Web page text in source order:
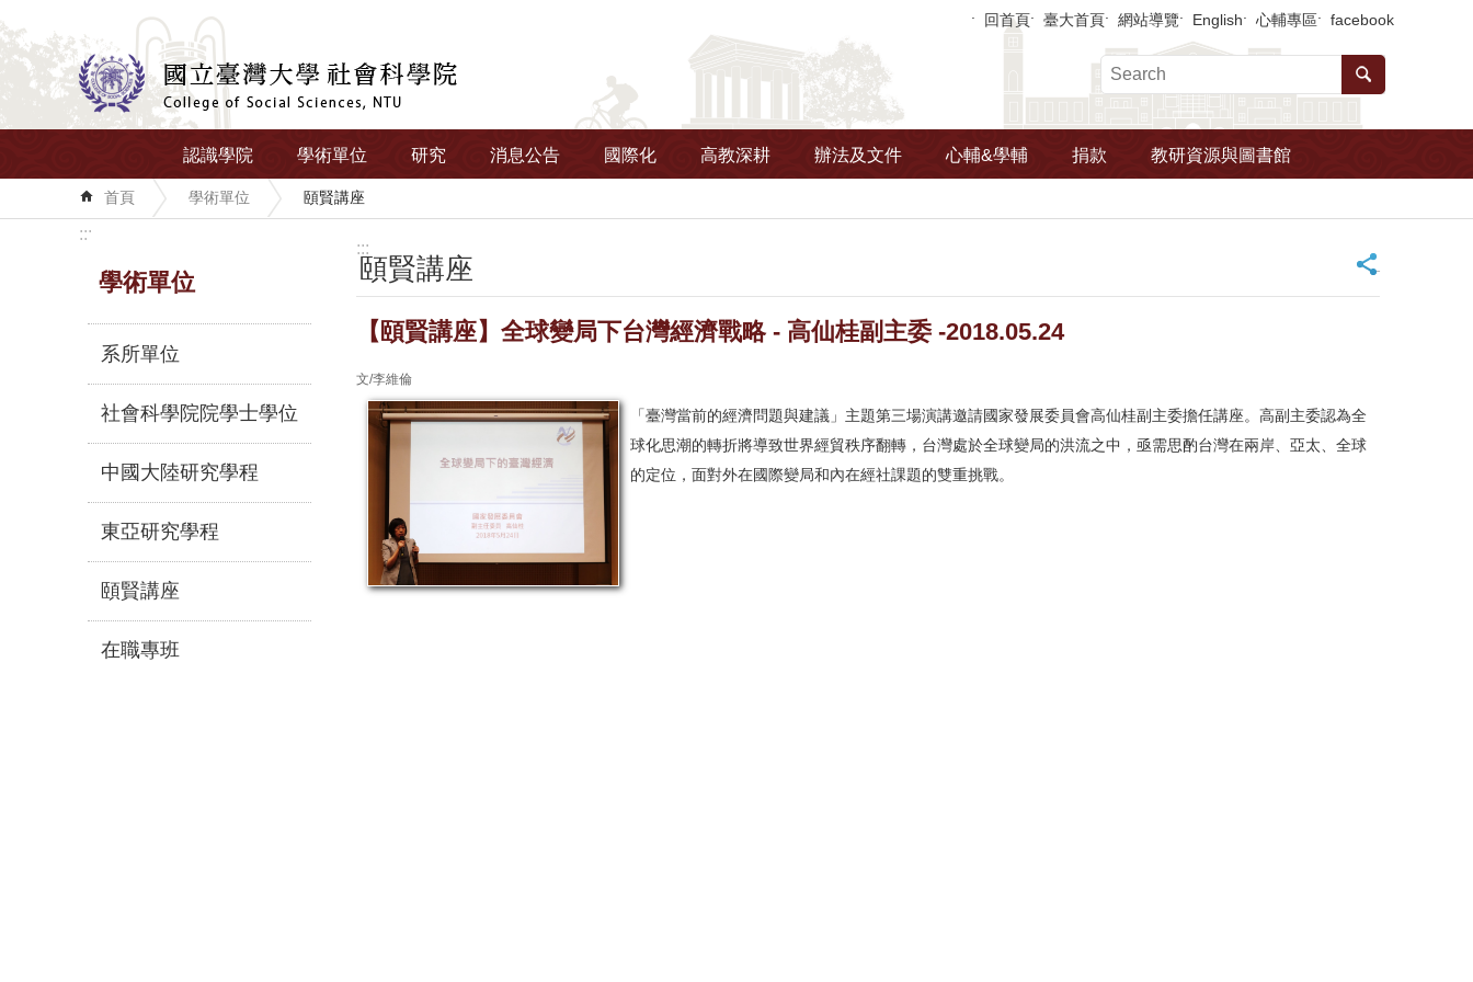
跳到主要內容區塊 回首頁 臺大首頁 網站導覽 English 心輔專區 facebook
認識學院 學術單位 研究 消息公告 國際化 高教深耕 辦法及文件 心輔&學輔 捐款 教研資源與圖書館
首頁 學術單位 頤賢講座
:::
學術單位
系所單位
社會科學院院學士學位
中國大陸研究學程
東亞研究學程
頤賢講座
在職專班
:::
頤賢講座 _
【頤賢講座】全球變局下台灣經濟戰略 - 高仙桂副主委 -2018.05.24
文/李維倫
「臺灣當前的經濟問題與建議」主題第三場演講邀請國家發展委員會高仙桂副主委擔任講座。高副主委認為全
球化思潮的轉折將導致世界經貿秩序翻轉，台灣處於全球變局的洪流之中，亟需思酌台灣在兩岸、亞太、全球
的定位，面對外在國際變局和內在經社課題的雙重挑戰。